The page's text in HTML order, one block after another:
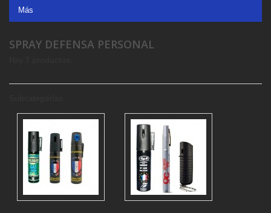
Más
SPRAY DEFENSA PERSONAL